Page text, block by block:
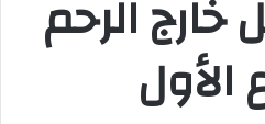
خارج الرحم